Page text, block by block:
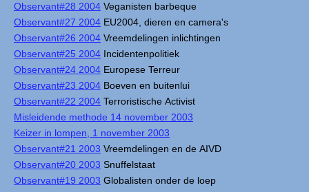
Observant#28 2004 Veganisten barbeque
Observant#27 2004 EU2004, dieren en camera's
Observant#26 2004 Vreemdelingen inlichtingen
Observant#25 2004 Incidentenpolitiek
Observant#24 2004 Europese Terreur
Observant#23 2004 Boeven en buitenlui
Observant#22 2004 Terroristische Activist
Misleidende methode 14 november 2003
Keizer in lompen, 1 november 2003
Observant#21 2003 Vreemdelingen en de AIVD
Observant#20 2003 Snuffelstaat
Observant#19 2003 Globalisten onder de loep